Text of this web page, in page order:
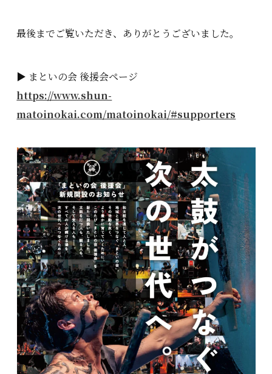
最後までご覧いただき、ありがとうございました。
▶ まといの会 後援会ページ
https://www.shun-
matoinokai.com/matoinokai/#supporters